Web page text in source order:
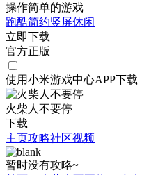
操作简单的游戏
跑酷简约竖屏休闲
立即下载
官方正版
使用小米游戏中心APP下载
火柴人不要停
下载
主页攻略社区视频
暂时没有攻略~